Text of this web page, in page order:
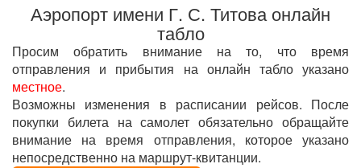
Аэропорт имени Г. С. Титова онлайн
табло
Просим обратить внимание на то, что время
отправления и прибытия на онлайн табло указано
местное.
Возможны изменения в расписании рейсов. После
покупки билета на самолет обязательно обращайте
внимание на время отправления, которое указано
непосредственно на маршрут-квитанции.